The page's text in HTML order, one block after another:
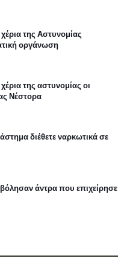
της Αστυνομίας
οργάνωση
της αστυνομίας οι
Νέστορα
διέθετε ναρκωτικά σε
άντρα που επιχείρησε